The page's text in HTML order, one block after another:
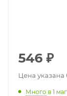
546 ₽
Цена указана
Много в 1